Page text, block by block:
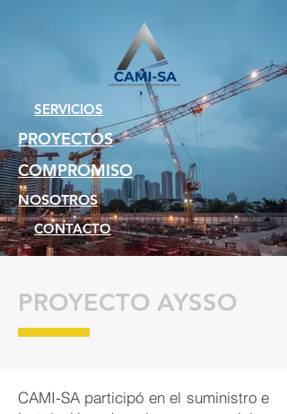
SERVICIOS
PROYECTOS
COMPROMISO
NOSOTROS
CONTACTO
PROYECTO AYSSO
CAMI-SA participó en el suministro e